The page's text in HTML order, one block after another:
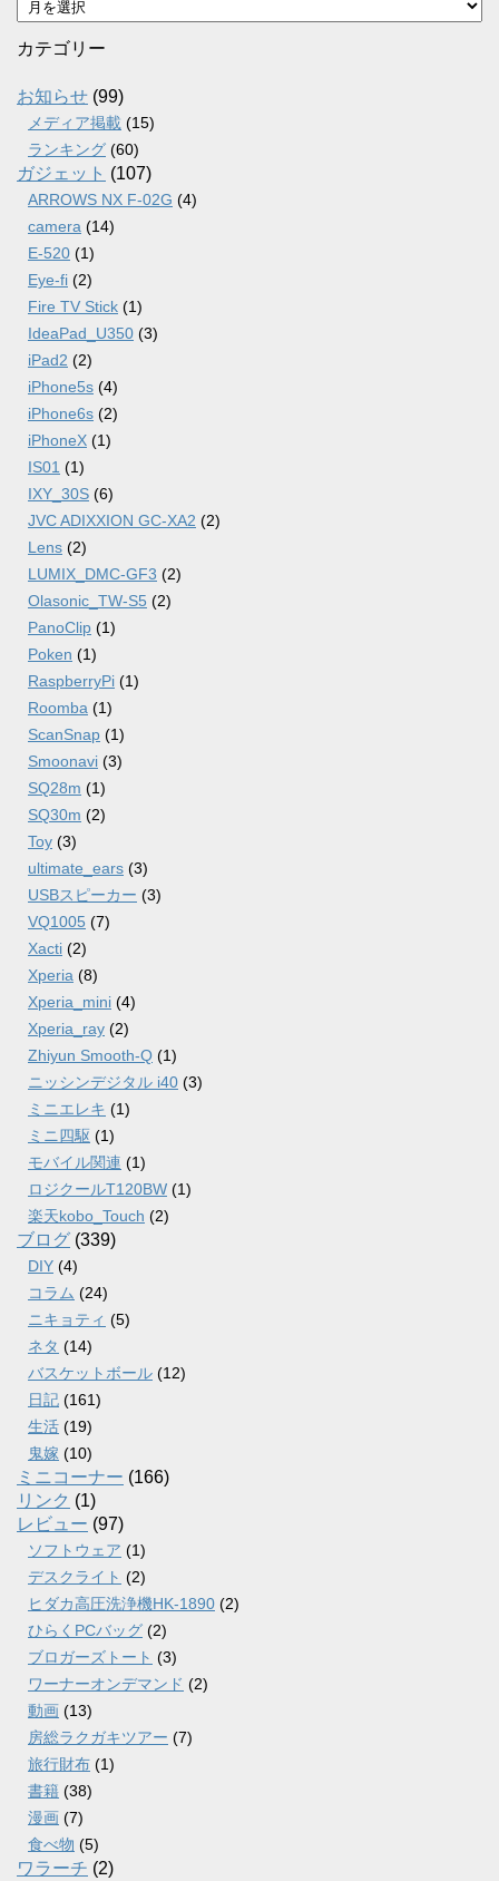
ー
カ
ブ
カテゴリー
お知らせ (99)
メディア掲載 (15)
ランキング (60)
ガジェット (107)
ARROWS NX F-02G (4)
camera (14)
E-520 (1)
Eye-fi (2)
Fire TV Stick (1)
IdeaPad_U350 (3)
iPad2 (2)
iPhone5s (4)
iPhone6s (2)
iPhoneX (1)
IS01 (1)
IXY_30S (6)
JVC ADIXXION GC-XA2 (2)
Lens (2)
LUMIX_DMC-GF3 (2)
Olasonic_TW-S5 (2)
PanoClip (1)
Poken (1)
RaspberryPi (1)
Roomba (1)
ScanSnap (1)
Smoonavi (3)
SQ28m (1)
SQ30m (2)
Toy (3)
ultimate_ears (3)
USBスピーカー (3)
VQ1005 (7)
Xacti (2)
Xperia (8)
Xperia_mini (4)
Xperia_ray (2)
Zhiyun Smooth-Q (1)
ニッシンデジタル i40 (3)
ミニエレキ (1)
ミニ四駆 (1)
モバイル関連 (1)
ロジクールT120BW (1)
楽天kobo_Touch (2)
ブログ (339)
DIY (4)
コラム (24)
ニキョティ (5)
ネタ (14)
バスケットボール (12)
日記 (161)
生活 (19)
鬼嫁 (10)
ミニコーナー (166)
リンク (1)
レビュー (97)
ソフトウェア (1)
デスクライト (2)
ヒダカ高圧洗浄機HK-1890 (2)
ひらくPCバッグ (2)
ブロガーズトート (3)
ワーナーオンデマンド (2)
動画 (13)
房総ラクガキツアー (7)
旅行財布 (1)
書籍 (38)
漫画 (7)
食べ物 (5)
ワラーチ (2)